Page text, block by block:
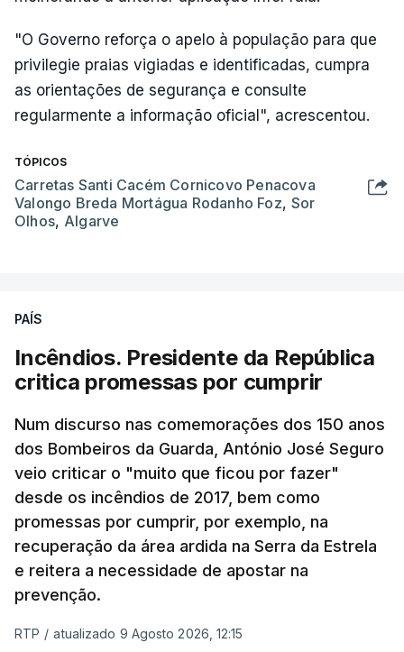
"O Governo reforça o apelo à população para que
privilegie praias vigiadas e identificadas, cumpra
as orientações de segurança e consulte
regularmente a informação oficial", acrescentou.
TÓPICOS
Carretas Santi Cacém Cornicovo Penacova
Valongo Breda Mortágua Rodanho Foz, Sor
Olhos, Algarve
PAÍS
Incêndios. Presidente da República
critica promessas por cumprir
Num discurso nas comemorações dos 150 anos
dos Bombeiros da Guarda, António José Seguro
veio criticar o "muito que ficou por fazer"
desde os incêndios de 2017, bem como
promessas por cumprir, por exemplo, na
recuperação da área ardida na Serra da Estrela
e reitera a necessidade de apostar na
prevenção.
RTP / atualizado 9 Agosto 2026, 12:15